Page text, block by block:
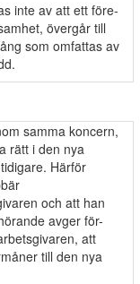
inte av att ett före-
övergår till
som omfattas av
samma koncern,
rätt i den nya
Härför
och att han
avger för-
att
till den nya